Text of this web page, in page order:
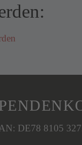
DE78 8105